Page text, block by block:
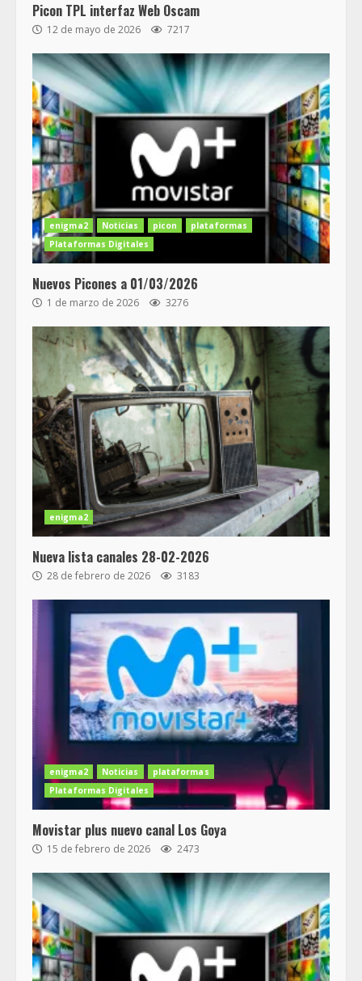
Picon TPL interfaz Web Oscam
12 de mayo de 2026 7217
enigma2 Noticias picon
plataformas
Plataformas Digitales
Nuevos Picones a 01/03/2026
1 de marzo de 2026 3276
enigma2
Nueva lista canales 28-02-2026
28 de febrero de 2026 3183
enigma2 Noticias
plataformas
Plataformas Digitales
Movistar plus nuevo canal Los Goya
15 de febrero de 2026 2473